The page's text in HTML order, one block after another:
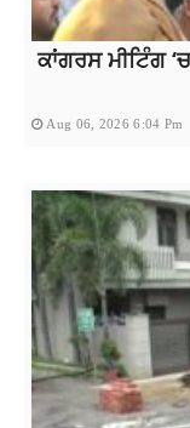
ਕਾਂਗਰਸ ਮੀਟਿੰਗ
Aug 06, 2026 6:04 Pm